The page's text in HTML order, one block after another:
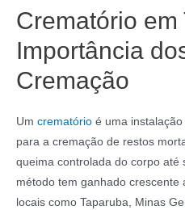
Crematório em
Importância
Cremação
Um crematório é uma
para a cremação de restos
queima controlada do corpo até
método tem ganhado crescente
locais como Taparuba, Minas